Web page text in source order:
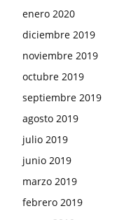
enero 2020
diciembre 2019
noviembre 2019
octubre 2019
septiembre 2019
agosto 2019
julio 2019
junio 2019
marzo 2019
febrero 2019